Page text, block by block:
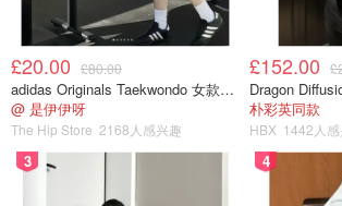
£20.00 £80.00
adidas Originals Taekwondo 女款黑色运动鞋
@ 是伊伊呀
The Hip Store 2168人感兴趣
£152.00
朴彩英同款
HBX 1442人
3 4